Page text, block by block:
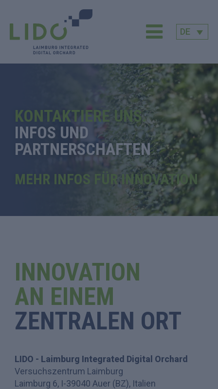
DE
KONTAKTIERE UNS.
INFOS UND
PARTNERSCHAFTEN
MEHR INFOS FÜR INNOVATION
INNOVATION
AN EINEM
ZENTRALEN ORT
LIDO - Laimburg Integrated Digital Orchard
Versuchszentrum Laimburg
Laimburg 6, I-39040 Auer (BZ), Italien